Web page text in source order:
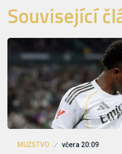
Související
MUŽSTVO včera 20:09